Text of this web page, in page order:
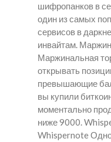
шифропанков в
один из самых
сервисов в
инвайтам.
Маржинальная
открывать
превышающие
вы купили
моментально
ниже 9000.
Whispernote